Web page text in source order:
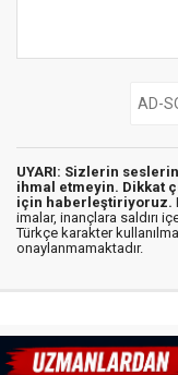
UYARI: Sizlerin
ihmal etmeyin. Dikkat
için haberleştiriyoruz.
imalar, inançlara saldırı
Türkçe karakter
onaylanmamaktadır.